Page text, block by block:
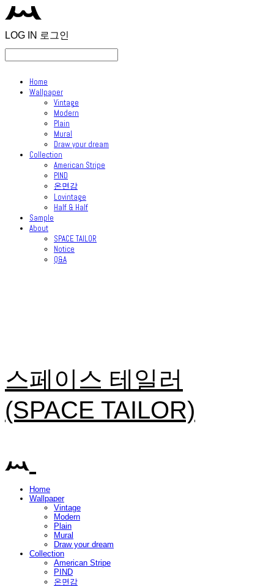
LOG IN 로그인
Home
Wallpaper
Vintage
Modern
Plain
Mural
Draw your dream
Collection
American Stripe
PIND
온면감
Lovintage
Half & Half
Sample
About
SPACE TAILOR
Notice
Q&A
스페이스 테일러
(SPACE TAILOR)
Home
Wallpaper
Vintage
Modern
Plain
Mural
Draw your dream
Collection
American Stripe
PIND
온면감